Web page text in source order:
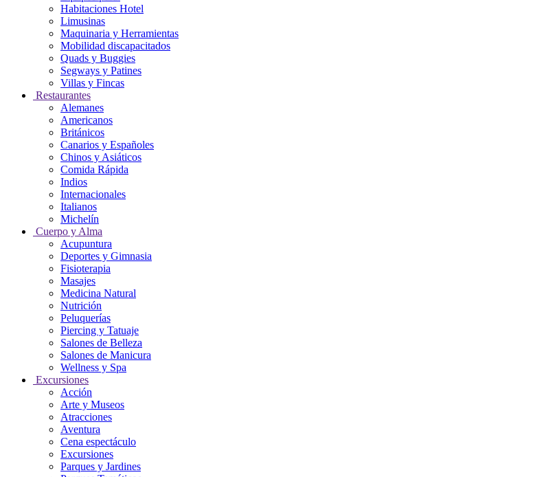
Habitaciones Hotel
Limusinas
Maquinaria y Herramientas
Mobilidad discapacitados
Quads y Buggies
Segways y Patines
Villas y Fincas
Restaurantes
Alemanes
Americanos
Británicos
Canarios y Españoles
Chinos y Asiáticos
Comida Rápida
Indios
Internacionales
Italianos
Michelín
Cuerpo y Alma
Acupuntura
Deportes y Gimnasia
Fisioterapia
Masajes
Medicina Natural
Nutrición
Peluquerías
Piercing y Tatuaje
Salones de Belleza
Salones de Manicura
Wellness y Spa
Excursiones
Acción
Arte y Museos
Atracciones
Aventura
Cena espectáculo
Excursiones
Parques y Jardines